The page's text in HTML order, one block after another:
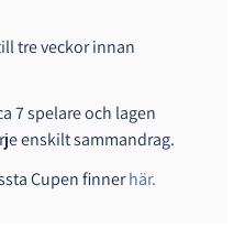
tre veckor innan
7 spelare och lagen
enskilt sammandrag.
Cupen finnerhär.